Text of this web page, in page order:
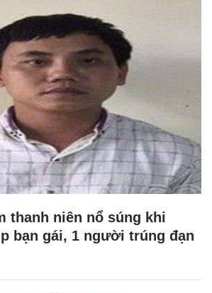
thanh niên nổ súng khi
bạn gái, 1 người trúng đạn